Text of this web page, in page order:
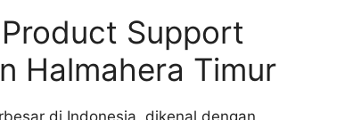
Support
Halmahera Timur
di Indonesia, dikenal dengan